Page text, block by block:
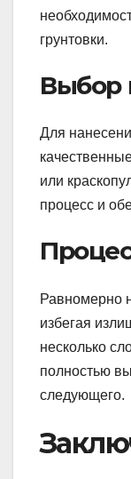
грунтовки.
Выбор
Для
или
процесс и
Равномерно
избегая
несколько
полностью
следующего.